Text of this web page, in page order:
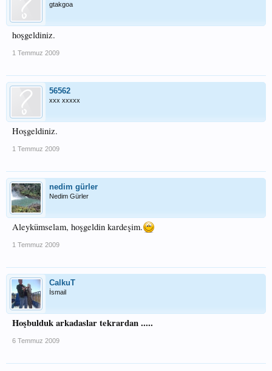
gtakgoa
hoşgeldiniz.
1 Temmuz 2009
56562
xxx xxxxx
Hoşgeldiniz.
1 Temmuz 2009
nedim gürler
Nedim Gürler
Aleykümselam, hoşgeldin kardeşim.
1 Temmuz 2009
CalkuT
İsmail
Hoşbulduk arkadaslar tekrardan .....
6 Temmuz 2009